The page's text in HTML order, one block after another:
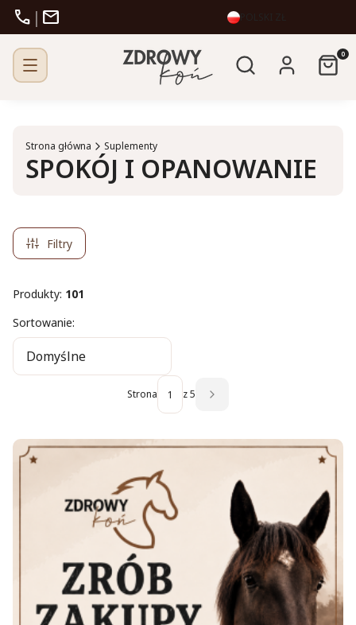
call | mail
Otwórz
Szukaj Zaloguj się
Strona główna Suplementy
SPOKÓJ I OPANOWANIE
Filtry
Produkty: 101
Lista produktów
Sortowanie:
Domyślne
Strona z 5 Następne produkty